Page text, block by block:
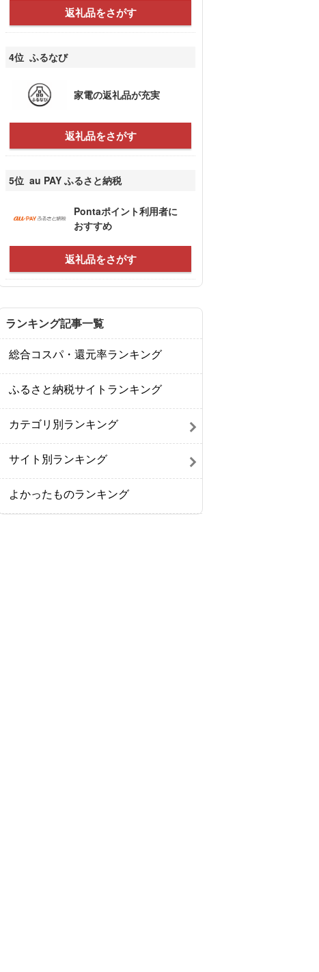
返礼品をさがす
4位 ふるなび
家電の返礼品が充実
返礼品をさがす
5位 au PAY ふるさと納税
Pontaポイント利用者に
おすすめ
返礼品をさがす
ランキング記事一覧
総合コスパ・還元率ランキング
ふるさと納税サイトランキング
カテゴリ別ランキング
サイト別ランキング
よかったものランキング